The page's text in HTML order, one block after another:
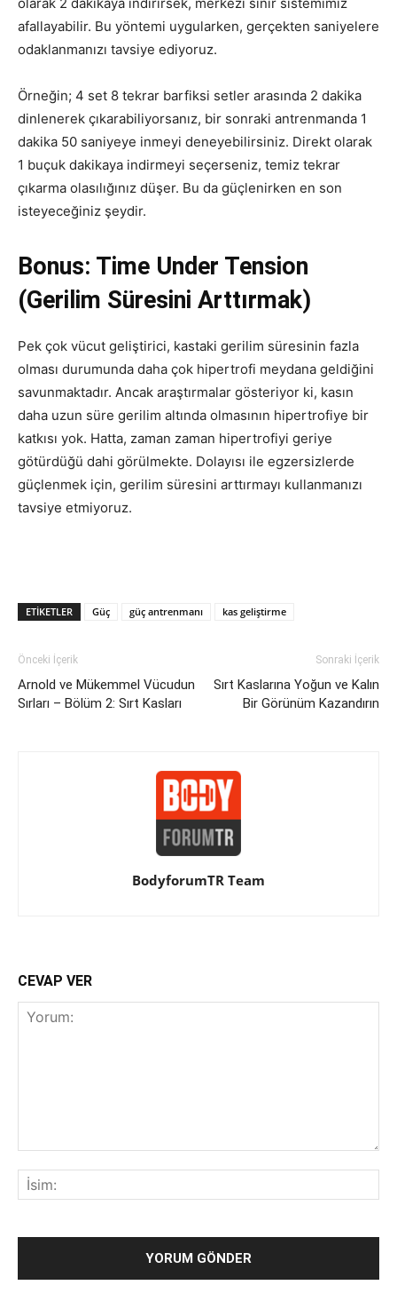
afallayabilir. Bu yöntemi uygularken, gerçekten saniyelere
odaklanmanızı tavsiye ediyoruz.
Örneğin; 4 set 8 tekrar barfiksi setler arasında 2 dakika
dinlenerek çıkarabiliyorsanız, bir sonraki antrenmanda 1
dakika 50 saniyeye inmeyi deneyebilirsiniz. Direkt olarak
1 buçuk dakikaya indirmeyi seçerseniz, temiz tekrar
çıkarma olasılığınız düşer. Bu da güçlenirken en son
isteyeceğiniz şeydir.
Bonus: Time Under Tension
(Gerilim Süresini Arttırmak)
Pek çok vücut geliştirici, kastaki gerilim süresinin fazla
olması durumunda daha çok hipertrofi meydana geldiğini
savunmaktadır. Ancak araştırmalar gösteriyor ki, kasın
daha uzun süre gerilim altında olmasının hipertrofiye bir
katkısı yok. Hatta, zaman zaman hipertrofiyi geriye
götürdüğü dahi görülmekte. Dolayısı ile egzersizlerde
güçlenmek için, gerilim süresini arttırmayı kullanmanızı
tavsiye etmiyoruz.
ETIKETLER Güç güç antrenmanı kas geliştirme
Önceki İçerik
Arnold ve Mükemmel Vücudun
Sırları – Bölüm 2: Sırt Kasları
Sonraki İçerik
Sırt Kaslarına Yoğun ve Kalın
Bir Görünüm Kazandırın
BodyforumTR Team
CEVAP VER